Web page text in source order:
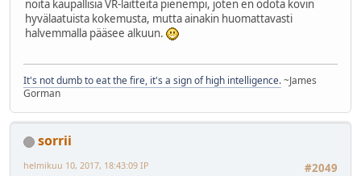
noita kaupallisia VR-laitteita pienempi, joten en odota kovin
hyvälaatuista kokemusta, mutta ainakin huomattavasti
halvemmalla pääsee alkuun.
It's not dumb to eat the fire, it's a sign of high intelligence.~James
Gorman
sorrii
#2049
helmikuu 10, 2017, 18:43:09 IP